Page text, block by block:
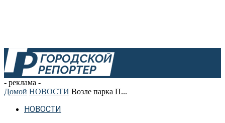
- реклама -
Домой НОВОСТИ Возле парка П...
НОВОСТИ